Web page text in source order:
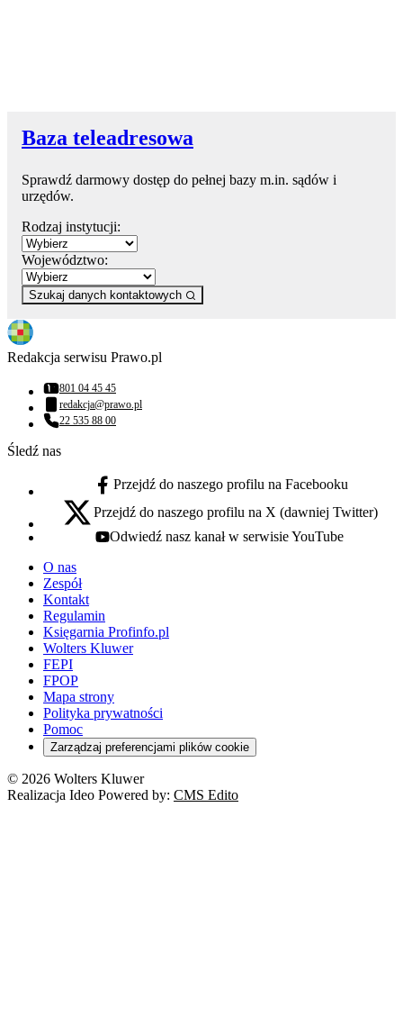
Baza teleadresowa
Sprawdź darmowy dostęp do pełnej bazy m.in. sądów i
urzędów.
Rodzaj instytucji:
Województwo:
Szukaj danych kontaktowych
Redakcja serwisu Prawo.pl
Numer telefonu:
801 04 45 45
Adres email:
redakcja@prawo.pl
Numer telefonu:
22 535 88 00
Śledź nas
facebook - otwiera się w nowej karcie
Przejdź do naszego profilu na Facebooku
x - otwiera się w nowej karcie
Przejdź do naszego profilu na X (dawniej Twitter)
youtube - otwiera się w nowej karcie
Odwiedź nasz kanał w serwisie YouTube
O nas
Zespół
Kontakt
Regulamin
Księgarnia Profinfo.pl
Wolters Kluwer
FEPI
FPOP
Mapa strony
Polityka prywatności
Pomoc
Zarządzaj preferencjami plików cookie
© 2026 Wolters Kluwer
Realizacja Ideo Powered by: CMS Edito